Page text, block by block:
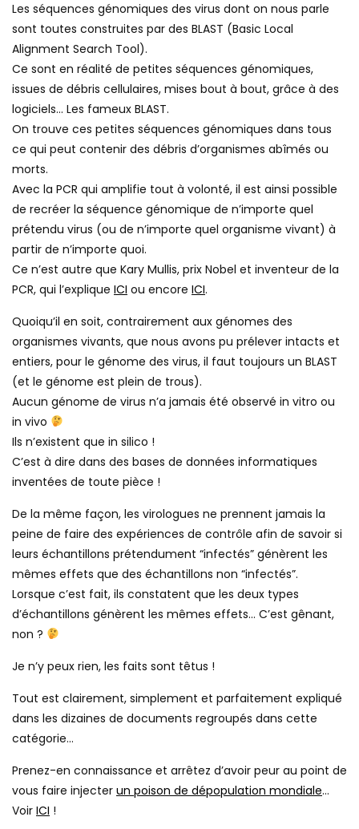
Les séquences génomiques des virus dont on nous parle
sont toutes construites par des BLAST (Basic Local
Alignment Search Tool).
Ce sont en réalité de petites séquences génomiques,
issues de débris cellulaires, mises bout à bout, grâce à des
logiciels… Les fameux BLAST.
On trouve ces petites séquences génomiques dans tous
ce qui peut contenir des débris d’organismes abîmés ou
morts.
Avec la PCR qui amplifie tout à volonté, il est ainsi possible
de recréer la séquence génomique de n’importe quel
prétendu virus (ou de n’importe quel organisme vivant) à
partir de n’importe quoi.
Ce n’est autre que Kary Mullis, prix Nobel et inventeur de la
PCR, qui l’explique ICI ou encore ICI.
Quoiqu’il en soit, contrairement aux génomes des
organismes vivants, que nous avons pu prélever intacts et
entiers, pour le génome des virus, il faut toujours un BLAST
(et le génome est plein de trous).
Aucun génome de virus n’a jamais été observé in vitro ou
in vivo
Ils n’existent que in silico !
C’est à dire dans des bases de données informatiques
inventées de toute pièce !
De la même façon, les virologues ne prennent jamais la
peine de faire des expériences de contrôle afin de savoir si
leurs échantillons prétendument “infectés” génèrent les
mêmes effets que des échantillons non “infectés”.
Lorsque c’est fait, ils constatent que les deux types
d’échantillons génèrent les mêmes effets… C’est gênant,
non ?
Je n’y peux rien, les faits sont têtus !
Tout est clairement, simplement et parfaitement expliqué
dans les dizaines de documents regroupés dans cette
catégorie…
Prenez-en connaissance et arrêtez d’avoir peur au point de
vous faire injecter un poison de dépopulation mondiale…
Voir ICI !